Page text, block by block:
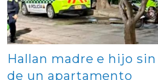
Hallan madre e hijo
de un apartamento